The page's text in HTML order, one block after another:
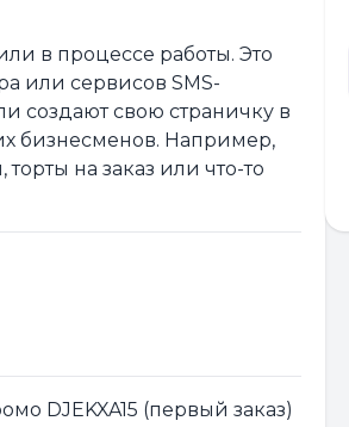
в процессе работы. Это
или сервисов SMS-
создают свою страничку в
бизнесменов. Например,
на заказ или что-то
DJEKXA15 (первый заказ)